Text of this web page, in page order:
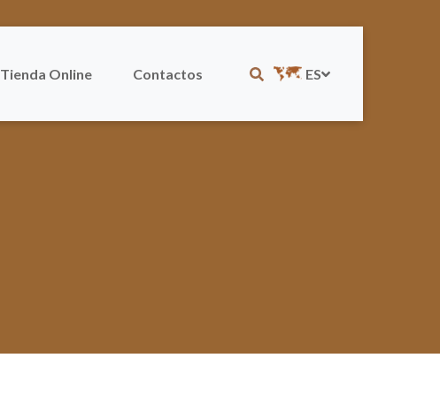
Tienda Online Contactos ES